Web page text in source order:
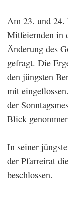
Am 23. und 24.
Mitfeiernden in
Änderung des
gefragt. Die
den jüngsten
mit
der
Blick
In seiner
der Pfarreirat
beschlossen.